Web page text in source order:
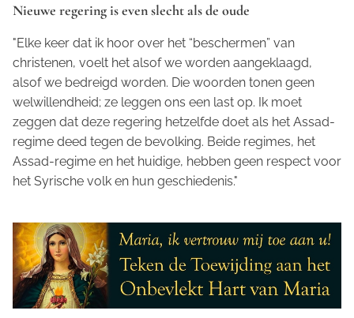
Nieuwe regering is even slecht als de oude
"Elke keer dat ik hoor over het “beschermen” van
christenen, voelt het alsof we worden aangeklaagd,
alsof we bedreigd worden. Die woorden tonen geen
welwillendheid; ze leggen ons een last op. Ik moet
zeggen dat deze regering hetzelfde doet als het Assad-
regime deed tegen de bevolking. Beide regimes, het
Assad-regime en het huidige, hebben geen respect voor
het Syrische volk en hun geschiedenis."